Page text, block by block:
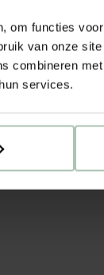
om functies
van onze
combineren
services.
hele jaar door: